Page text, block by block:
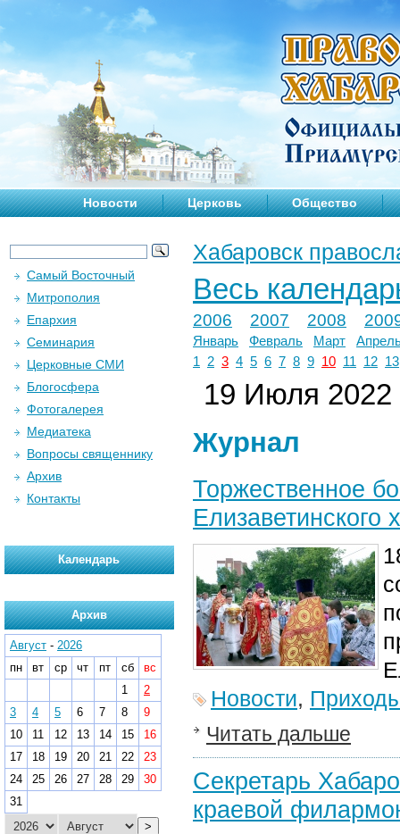
Новости Церковь Общество
Хабаровск
Весь
2006 2007 2008
Январь Февраль Март
1
2 3 4 5 6 7 8 9 10 11 12 13
19 Июля 2022
Журнал
Торжественное
Елизаветинского
Новости,
Читать дальше
Секретарь
краевой
Самый Восточный
Митрополия
Епархия
Семинария
Церковные СМИ
Блогосфера
Фотогалерея
Медиатека
Вопросы священнику
Архив
Контакты
Календарь
Архив
Август - 2026
пн
вт ср чт пт сб
вс
1
2
3
4 5 6 7 8
9
10
11 12 13 14 15
16
17
18 19 20 21 22
23
24
25 26 27 28 29
30
31
>